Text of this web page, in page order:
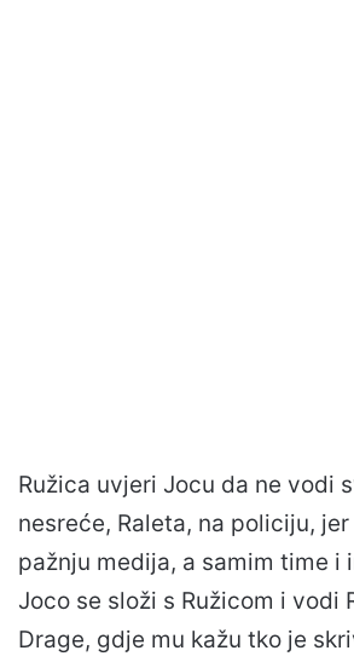
Ružica uvjeri Jocu da ne vodi
nesreće, Raleta, na policiju,
pažnju medija, a samim time i
Joco se složi s Ružicom i vodi
Drage, gdje mu kažu tko je